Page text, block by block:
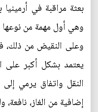
بعثة مراقبة في
وهي أول مهمة من
وعلى النقيض من ذلك،
يعتمد بشكل أكبر
النقل واتفاق يرمي إلى
إضافية من الغاز،